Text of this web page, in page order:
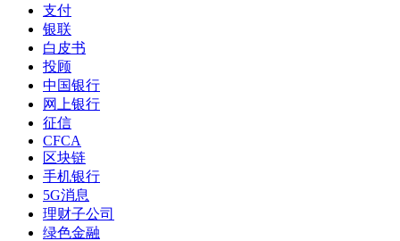
支付
银联
白皮书
投顾
中国银行
网上银行
征信
CFCA
区块链
手机银行
5G消息
理财子公司
绿色金融